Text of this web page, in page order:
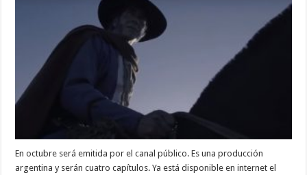
En octubre será emitida por el canal público. Es una producción
argentina y serán cuatro capítulos. Ya está disponible en internet el